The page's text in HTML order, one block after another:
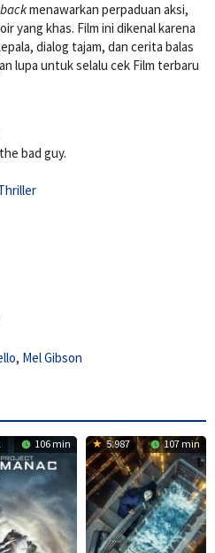
menawarkan perpaduan aksi,
yang khas. Film ini dikenal karena
dialog tajam, dan cerita balas
lupa untuk selalu cek Film terbaru
bad guy.
, Mel Gibson
106 min 5.987 107 min